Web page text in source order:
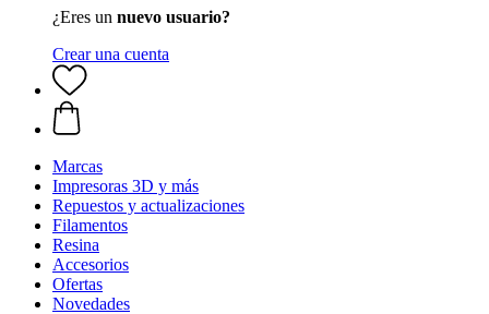
¿Eres un nuevo usuario?
Crear una cuenta
Marcas
Impresoras 3D y más
Repuestos y actualizaciones
Filamentos
Resina
Accesorios
Ofertas
Novedades